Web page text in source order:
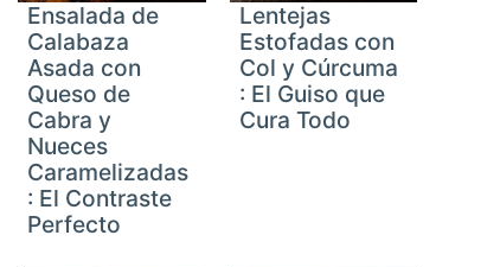
Ensalada de
Calabaza
Asada con
Queso de
Cabra y
Nueces
Caramelizadas
: El Contraste
Perfecto
Lentejas
Estofadas con
Col y Cúrcuma
: El Guiso que
Cura Todo